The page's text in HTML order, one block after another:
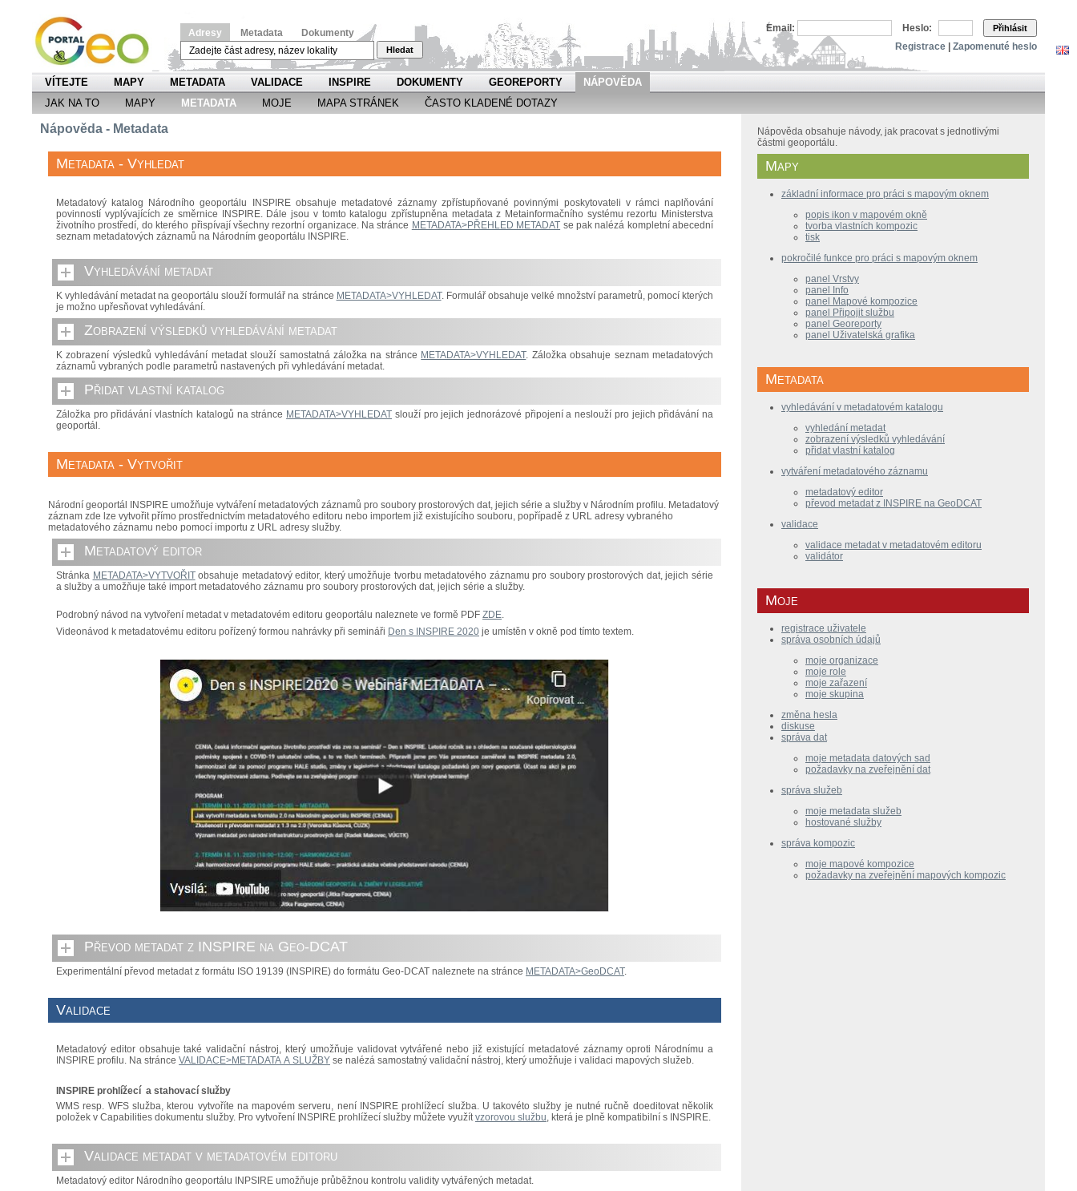
Adresy Metadata Dokumenty
Hledat
Email: Heslo: Přihlásit
Registrace Zapomenuté heslo
VÍTEJTE MAPY METADATA VALIDACE INSPIRE DOKUMENTY GEOREPORTY
NÁPOVĚDA
JAK NA TO
MAPY METADATA MOJE MAPA STRÁNEK ČASTO KLADENÉ DOTAZY
Nápověda - Metadata
Metadata - Vyhledat
Metadatový katalog Národního geoportálu INSPIRE obsahuje metadatové záznamy zpřístupňované povinnými poskytovateli v rámci naplňování
povinností vyplývajících ze směrnice INSPIRE. Dále jsou v tomto katalogu zpřístupněna metadata z Metainformačního systému rezortu Ministerstva
životního prostředí, do kterého přispívají všechny rezortní organizace. Na stránce METADATA>PŘEHLED METADAT se pak nalézá kompletní abecední
seznam metadatových záznamů na Národním geoportálu INSPIRE.
Vyhledávání metadat
K vyhledávání metadat na geoportálu slouží formulář na stránce METADATA>VYHLEDAT. Formulář obsahuje velké množství parametrů, pomocí kterých
je možno upřesňovat vyhledávání.
Zobrazení výsledků vyhledávání metadat
K zobrazení výsledků vyhledávání metadat slouží samostatná záložka na stránce METADATA>VYHLEDAT. Záložka obsahuje seznam metadatových
záznamů vybraných podle parametrů nastavených při vyhledávání metadat.
Přidat vlastní katalog
Záložka pro přidávání vlastních katalogů na stránce METADATA>VYHLEDAT slouží pro jejich jednorázové připojení a neslouží pro jejich přidávání na
geoportál.
Metadata - Vytvořit
Národní geoportál INSPIRE umožňuje vytváření metadatových záznamů pro soubory prostorových dat, jejich série a služby v Národním profilu. Metadatový
záznam zde lze vytvořit přímo prostřednictvím metadatového editoru nebo importem již existujícího souboru, popřípadě z URL adresy vybraného
metadatového záznamu nebo pomocí importu z URL adresy služby.
Metadatový editor
Stránka METADATA>VYTVOŘITobsahuje metadatový editor, který umožňuje tvorbu metadatového záznamu pro soubory prostorových dat, jejich série
a služby a umožňuje také import metadatového záznamu pro soubory prostorových dat, jejich série a služby.
Podrobný návod na vytvoření metadat v metadatovém editoru geoportálu naleznete ve formě PDF ZDE.
Videonávod k metadatovému editoru pořízený formou nahrávky při semináři Den s INSPIRE 2020 je umístěn v okně pod tímto textem.
Převod metadat z INSPIRE na Geo-DCAT
Experimentální převod metadat z formátu ISO 19139 (INSPIRE) do formátu Geo-DCAT naleznete na stránce METADATA>GeoDCAT.
Validace
Metadatový editor obsahuje také validační nástroj, který umožňuje validovat vytvářené nebo již existující metadatové záznamy oproti Národnímu a
INSPIRE profilu. Na stránce VALIDACE>METADATA A SLUŽBY se nalézá samostatný validační nástroj, který umožňuje i validaci mapových služeb.
INSPIRE prohlížecí a stahovací služby
WMS resp. WFS služba, kterou vytvoříte na mapovém serveru, není INSPIRE prohlížecí služba. U takovéto služby je nutné ručně doeditovat několik
položek v Capabilities dokumentu služby. Pro vytvoření INSPIRE prohlížecí služby můžete využítvzorovou službu, která je plně kompatibilní s INSPIRE.
Validace metadat v metadatovém editoru
Metadatový editor Národního geoportálu INPSIRE umožňuje průběžnou kontrolu validity vytvářených metadat.
Nápověda obsahuje návody, jak pracovat s jednotlivými
částmi geoportálu.
Mapy
základní informace pro práci s mapovým oknem
popis ikon v mapovém okně
tvorba vlastních kompozic
tisk
pokročilé funkce pro práci s mapovým oknem
panel Vrstvy
panel Info
panel Mapové kompozice
panel Připojit službu
panel Georeporty
panel Uživatelská grafika
Metadata
vyhledávání v metadatovém katalogu
vyhledání metadat
zobrazení výsledků vyhledávání
přidat vlastní katalog
vytváření metadatového záznamu
metadatový editor
převod metadat z INSPIRE na GeoDCAT
validace
validace metadat v metadatovém editoru
validátor
Moje
registrace uživatele
správa osobních údajů
moje organizace
moje role
moje zařazení
moje skupina
změna hesla
diskuse
správa dat
moje metadata datových sad
požadavky na zveřejnění dat
správa služeb
moje metadata služeb
hostované služby
správa kompozic
moje mapové kompozice
požadavky na zveřejnění mapových kompozic